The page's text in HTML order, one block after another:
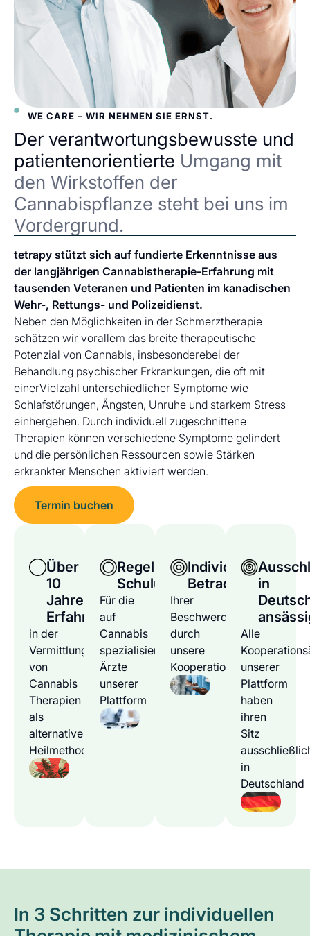
WE CARE – WIR NEHMEN SIE ERNST.
Der verantwortungsbewusste und
patientenorientierte Umgang mit
den Wirkstoffen der
Cannabispflanze steht bei uns im
Vordergrund.
tetrapy stützt sich auf fundierte Erkenntnisse aus
der langjährigen Cannabistherapie-Erfahrung mit
tausenden Veteranen und Patienten im kanadischen
Wehr-, Rettungs- und Polizeidienst.
Neben den Möglichkeiten in der Schmerztherapie
schätzen wir vorallem das breite therapeutische
Potenzial von Cannabis, insbesonderebei der
Behandlung psychischer Erkrankungen, die oft mit
einerVielzahl unterschiedlicher Symptome wie
Schlafstörungen, Ängsten, Unruhe und starkem Stress
einhergehen. Durch individuell zugeschnittene
Therapien können verschiedene Symptome gelindert
und die persönlichen Ressourcen sowie Stärken
erkrankter Menschen aktiviert werden.
Termin buchen
Über
10
Jahre
Erfahrung
in der
Vermittlung
von
Cannabis
Therapien
als
alternative
Heilmethode
Regelmäßige
Schulungen
Für die
auf
Cannabis
spezialisierten
Ärzte
unserer
Plattform
Individuelle
Betrachtung
Ihrer
Beschwerden
durch
unsere
Kooperationsärzte
in
Alle
unserer
Plattform
haben
ihren
Sitz
in
Deutschland
In 3 Schritten zur individuellen